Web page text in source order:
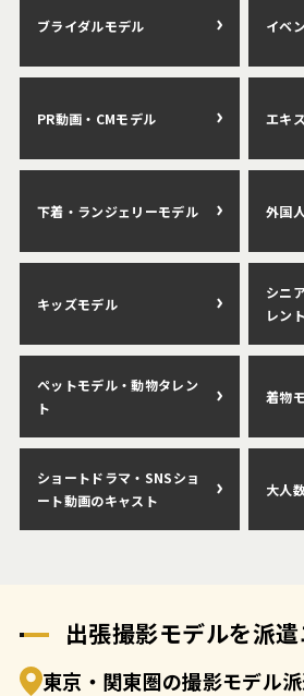
ブライダルモデル イベ
PR動画・CMモデル エキ
下着・ランジェリーモデル 外国
キッズモデル
シニ
レント
ペットモデル・動物タレン
ト
着物
ショートドラマ・SNSショ
ート動画のキャスト
大人
出張撮影モデルを派
東京・関東圏の撮影モデル